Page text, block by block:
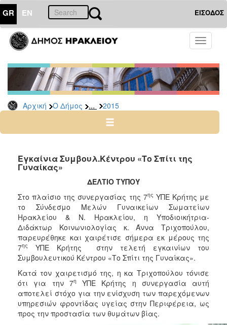
GR EN ΕΙΣΟΔΟΣ
Toggle
Αρχική Ο Δήμος ... 2015
ΔΗΜΟΣ
Δελτία
Τύπου
Αρχείο
2026
2024
2022
2020
2019
2018
2017
2016
2015
2013
2012
2011
Εγκαίνια Συμβουλ.Κέντρου «Το Σπίτι της
Γυναίκας»
ΔΕΛΤΙΟ ΤΥΠΟΥ
Στο πλαίσιο της συνεργασίας της 7ης ΥΠΕ Κρήτης με
το Σύνδεσμο Μελών Γυναικείων Σωματείων
Ηρακλείου & Ν. Ηρακλείου, η Υποδιοικήτρια-
Διδάκτωρ Κοινωνιολογίας κ. Άννα Τριχοπούλου,
παρευρέθηκε και χαιρέτισε σήμερα εκ μέρους της
7ης
ΥΠΕ Κρήτης στην τελετή εγκαινίων του
Συμβουλευτικού Κέντρου «Το Σπίτι της Γυναίκας».
Κατά τον χαιρετισμό της, η κα Τριχοπούλου τόνισε
ότι για την 7η
ΥΠΕ Κρήτης η συνεργασία αυτή
αποτελεί στόχο για την ενίσχυση των παρεχόμενων
υπηρεσιών φροντίδας υγείας στην Περιφέρεια, ως
προς την προστασία των θυμάτων βίας.